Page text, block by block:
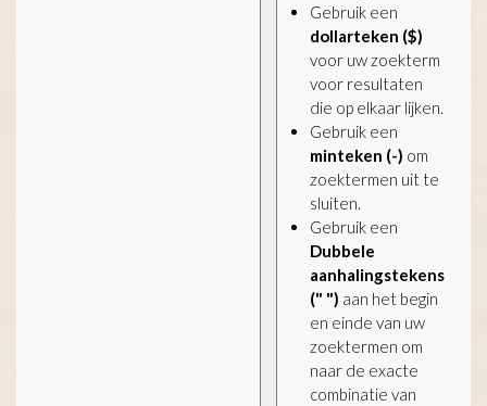
Gebruik een
dollarteken ($)
voor uw zoekterm
voor resultaten
die op elkaar lijken.
Gebruik een
minteken (-) om
zoektermen uit te
sluiten.
Gebruik een
Dubbele
aanhalingstekens
(" ") aan het begin
en einde van uw
zoektermen om
naar de exacte
combinatie van